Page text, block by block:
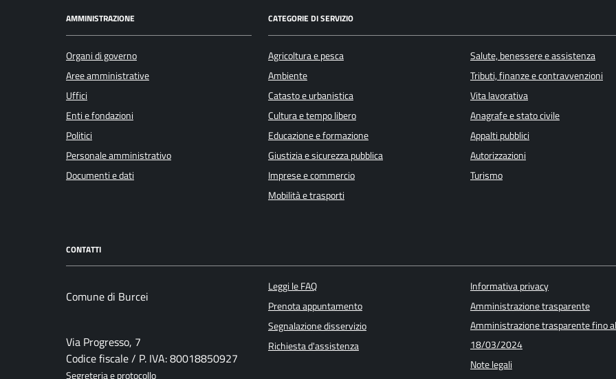
AMMINISTRAZIONE
Organi di governo
Aree amministrative
Uffici
Enti e fondazioni
Politici
Personale amministrativo
Documenti e dati
CATEGORIE DI SERVIZIO
Agricoltura e pesca
Ambiente
Catasto e urbanistica
Cultura e tempo libero
Educazione e formazione
Giustizia e sicurezza pubblica
Imprese e commercio
Mobilità e trasporti
Salute, benessere e assistenza
Tributi, finanze e contravvenzioni
Vita lavorativa
Anagrafe e stato civile
Appalti pubblici
Autorizzazioni
Turismo
CONTATTI
Comune di Burcei
Via Progresso, 7
Codice fiscale / P. IVA: 80018850927
Segreteria e protocollo
Leggi le FAQ
Prenota appuntamento
Segnalazione disservizio
Richiesta d'assistenza
Informativa privacy
Amministrazione trasparente
Amministrazione trasparente fino al
18/03/2024
Note legali